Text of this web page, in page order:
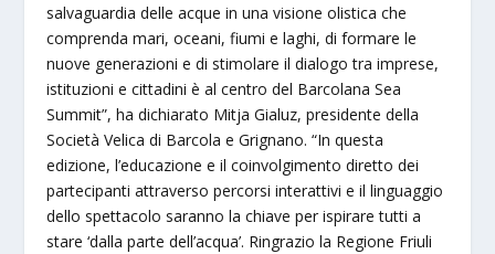
salvaguardia delle acque in una visione olistica che
comprenda mari, oceani, fiumi e laghi, di formare le
nuove generazioni e di stimolare il dialogo tra imprese,
istituzioni e cittadini è al centro del Barcolana Sea
Summit”, ha dichiarato Mitja Gialuz, presidente della
Società Velica di Barcola e Grignano. “In questa
edizione, l’educazione e il coinvolgimento diretto dei
partecipanti attraverso percorsi interattivi e il linguaggio
dello spettacolo saranno la chiave per ispirare tutti a
stare ‘dalla parte dell’acqua’. Ringrazio la Regione Friuli